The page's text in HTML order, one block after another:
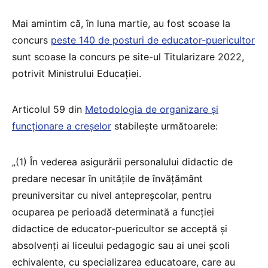
Mai amintim că, în luna martie, au fost scoase la
concurs peste 140 de posturi de educator-puericultor
sunt scoase la concurs pe site-ul Titularizare 2022,
potrivit Ministrului Educației.
Articolul 59 din Metodologia de organizare și
funcționare a creșelor stabilește următoarele:
„(1) În vederea asigurării personalului didactic de
predare necesar în unitățile de învățământ
preuniversitar cu nivel antepreșcolar, pentru
ocuparea pe perioadă determinată a funcției
didactice de educator-puericultor se acceptă și
absolvenți ai liceului pedagogic sau ai unei școli
echivalente, cu specializarea educatoare, care au